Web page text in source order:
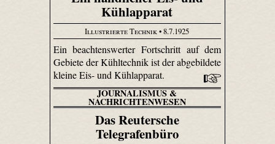
Kühlapparat
Illustrierte Technik• 8.7.1925
Ein beachtenswerter Fortschritt auf dem
Gebiete der Kühltechnik ist der abgebildete
kleine Eis- und Kühlapparat.
JOURNALISMUS &
NACHRICHTENWESEN
Das Reutersche
Telegrafenbüro